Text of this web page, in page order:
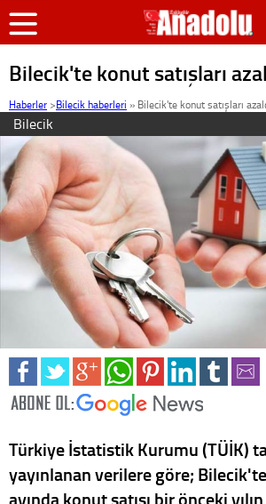
Bilecik'te konut satışları
Haberler >Bilecik haberleri » Bilecik'te konut satışları
Bilecik
Türkiye İstatistik Kurumu (TÜİK)
yayınlanan verilere göre;
ayında konut satışı bir önceki